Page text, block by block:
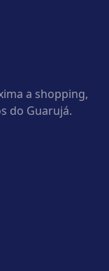
a shopping,
do Guarujá.